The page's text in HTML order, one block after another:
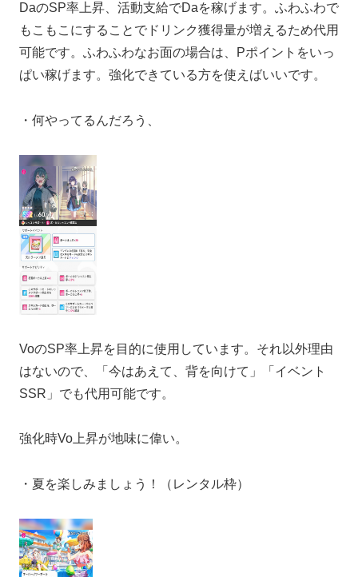
DaのSP率上昇、活動支給でDaを稼げます。ふわふわで
もこもこにすることでドリンク獲得量が増えるため代用
可能です。ふわふわなお面の場合は、Pポイントをいっ
ぱい稼げます。強化できている方を使えばいいです。
・何やってるんだろう、
VoのSP率上昇を目的に使用しています。それ以外理由
はないので、「今はあえて、背を向けて」「イベント
SSR」でも代用可能です。
強化時Vo上昇が地味に偉い。
・夏を楽しみましょう！（レンタル枠）